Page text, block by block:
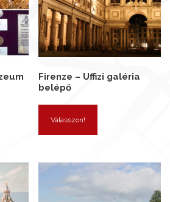
Firenze – Uffizi galéria
belépő
Válasszon!